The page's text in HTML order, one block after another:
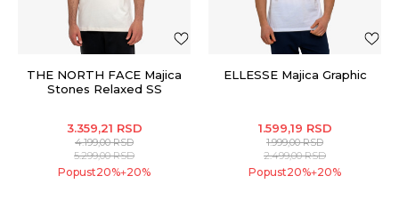
THE NORTH FACE Majica
Stones Relaxed SS
3.359,21 RSD
4.199,00RSD
5.299,00RSD
Popust20%+20%
ELLESSE Majica Graphic
1.599,19 RSD
1.999,00RSD
2.499,00RSD
Popust20%+20%